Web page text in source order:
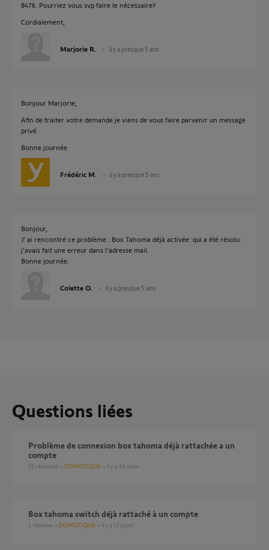
8476. Pourriez vous svp faire le nécessaire?
Cordialement,
Marjorie R. il y a presque 5 ans
Bonjour Marjorie,
Afin de traiter votre demande je viens de vous faire parvenir un message
privé.
Bonne journée
Frédéric M. il y a presque 5 ans
Bonjour,
J’ ai rencontré ce problème : Box Tahoma déjà activée :qui a été résolu:
j’avais fait une erreur dans l’adresse mail.
Bonne journée.
Colette O. il y a presque 5 ans
Questions liées
Problème de connexion box tahoma déjà rattachée a un
compte
21 réponses DOMOTIQUE il y a 18 jours
Box tahoma switch déjà rattaché à un compte
1 réponse DOMOTIQUE il y a 15 jours